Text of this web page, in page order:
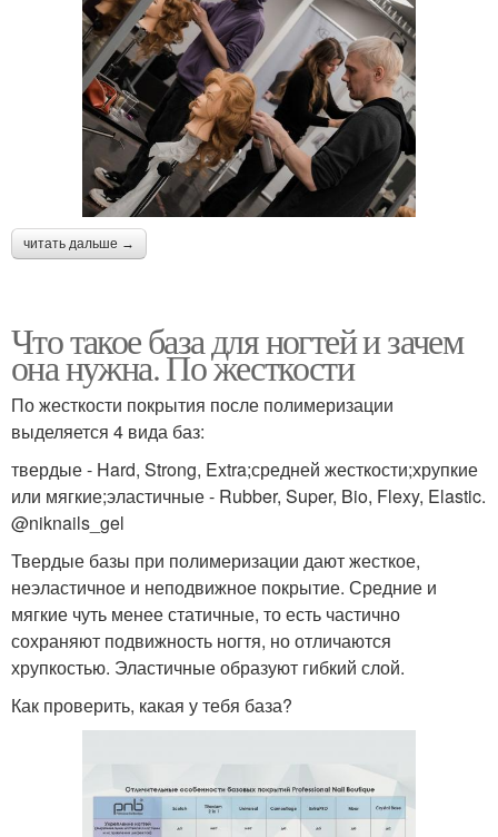
читать дальше →
Что такое база для ногтей и зачем
она нужна. По жесткости
По жесткости покрытия после полимеризации
выделяется 4 вида баз:
твердые - Hard, Strong, Extra;средней жесткости;хрупкие
или мягкие;эластичные - Rubber, Super, Bio, Flexy, Elastic.
@niknails_gel
Твердые базы при полимеризации дают жесткое,
неэластичное и неподвижное покрытие. Средние и
мягкие чуть менее статичные, то есть частично
сохраняют подвижность ногтя, но отличаются
хрупкостью. Эластичные образуют гибкий слой.
Как проверить, какая у тебя база?